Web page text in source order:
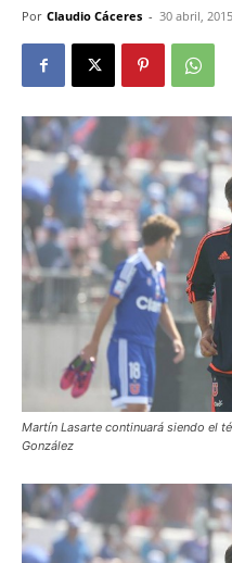
Por Claudio Cáceres - 30 abril, 2015
Martín Lasarte continuará siendo el
González